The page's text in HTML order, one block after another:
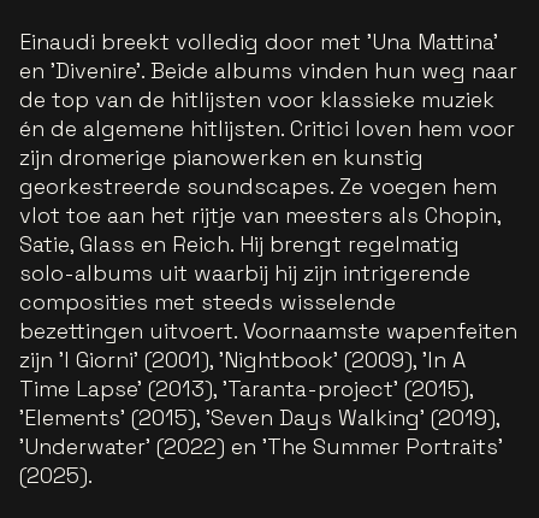
Einaudi breekt volledig door met 'Una Mattina’
en 'Divenire’. Beide albums vinden hun weg naar
de top van de hitlijsten voor klassieke muziek
én de algemene hitlijsten. Critici loven hem voor
zijn dromerige pianowerken en kunstig
georkestreerde soundscapes. Ze voegen hem
vlot toe aan het rijtje van meesters als Chopin,
Satie, Glass en Reich. Hij brengt regelmatig
solo-albums uit waarbij hij zijn intrigerende
composities met steeds wisselende
bezettingen uitvoert. Voornaamste wapenfeiten
zijn 'I Giorni' (2001), 'Nightbook' (2009), 'In A
Time Lapse' (2013), 'Taranta-project' (2015),
'Elements' (2015), 'Seven Days Walking' (2019),
'Underwater' (2022) en 'The Summer Portraits'
(2025).